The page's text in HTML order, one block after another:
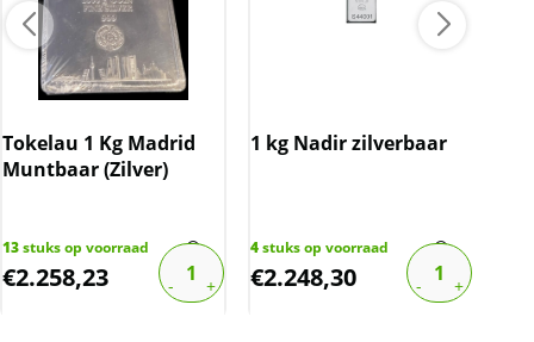
Tokelau 1 Kg Madrid
Muntbaar (Zilver)
13stuks op voorraad
€2.258,23
1 kg Nadir zilverbaar
4stuks op voorraad
€2.248,30